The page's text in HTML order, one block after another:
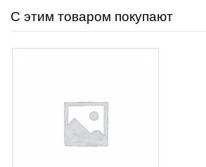
С этим товаром покупают